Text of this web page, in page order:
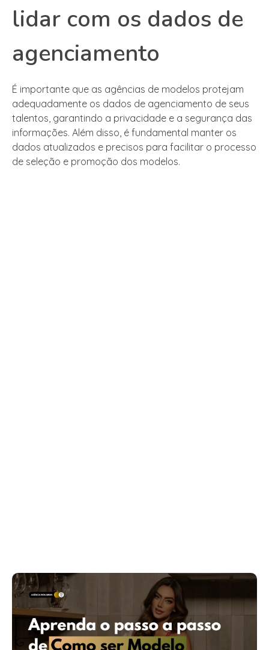
lidar com os dados de
agenciamento
É importante que as agências de modelos protejam
adequadamente os dados de agenciamento de seus
talentos, garantindo a privacidade e a segurança das
informações. Além disso, é fundamental manter os
dados atualizados e precisos para facilitar o processo
de seleção e promoção dos modelos.